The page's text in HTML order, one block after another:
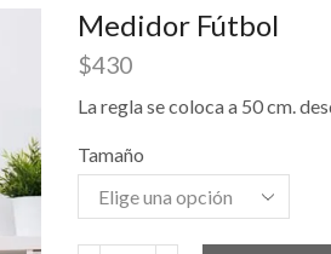
Medidor Fútbol
$430
La regla se coloca a 50 cm.
Tamaño